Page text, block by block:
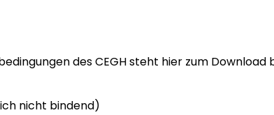
des CEGH steht hier zum Download
nicht bindend)